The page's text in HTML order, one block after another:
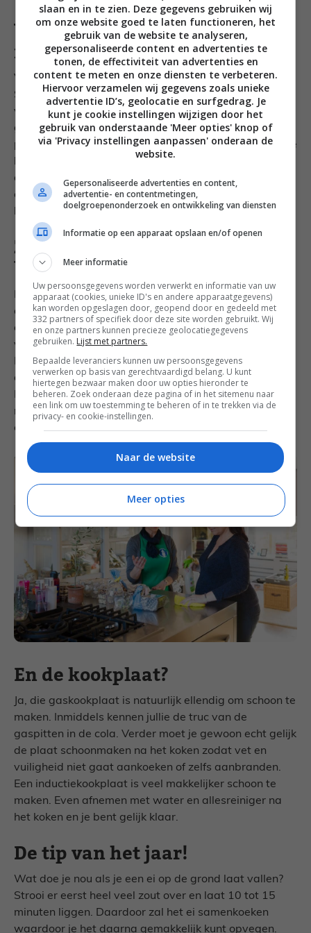
Wat je allemaal niet kan doen
met citroen en cola
Vooral citroen, naast allesreiniger, is je grote vriend.
Stop bijvoorbeeld een paar partjes in het bestekbakje
van je vaatwasser en laat meedraaien. Dit helpt heel
goed tegen nare geurtjes. Leg ook eens een paar
partjes in de koelkast voor hetzelfde effect. Of smeer je
aangekoekte restjes kaas te verwijderen. En dan de
cola, als je daarin namelijk je gaspitten een nacht legt
komen ze er blinkend schoon uit.
Zo krijg je roestvrijstaal
blinkend schoon
Het zal jullie niet ontgaan zijn dat mijn keuken een en
al uit roestvrijstaal bestaat. Veel mensen denken dat
dat ellendig is en dat je constant vlekken hebt. Dat
valt reuze mee, het onderhoud is juist heel makkelijk.
Even afnemen met allesreiniger en warm water en
daarna nawrijven met een droge, schone doek.
Periodiek maken we (lees: mijn Mr) ‘m ook nog schoon
met een roestvrijstaal reiniger voor het lange termijn-
onderhoud.
En de kookplaat?
Ja, die gaskookplaat is natuurlijk ellendig om schoon te
maken. Inmiddels kennen jullie de truc van de
gaspitten in de cola. Verder moet je gewoon echt gelijk
de plaat schoonmaken na het koken zodat vet en
vuiligheid niet gaat aankoeken of zelfs aanbranden.
Een inductiekookplaat is veel makkelijker schoon te
maken. Even afnemen met water en allesreiniger na
het koken en je bent gelijk klaar.
De tip van het jaar!
Wat doe je nou als je een ei op de grond laat vallen?
Strooi er eerst heel veel zout over en laat 10 tot 15
minuten liggen. Daardoor zal het ei samenkoeken
waardoor je het daarna gemakkelijk kunt opvegen.
slaan en in te zien. Deze gegevens gebruiken wij
om onze website goed te laten functioneren, het
gebruik van de website te analyseren,
gepersonaliseerde content en advertenties te
tonen, de effectiviteit van advertenties en
content te meten en onze diensten te verbeteren.
Hiervoor verzamelen wij gegevens zoals unieke
advertentie ID’s, geolocatie en surfgedrag. Je
kunt je cookie instellingen wijzigen door het
gebruik van onderstaande 'Meer opties' knop of
via 'Privacy instellingen aanpassen' onderaan de
website.
Gepersonaliseerde advertenties en content,
advertentie- en contentmetingen,
doelgroepenonderzoek en ontwikkeling van diensten
Informatie op een apparaat opslaan en/of openen
Meer informatie
Uw persoonsgegevens worden verwerkt en informatie van uw
apparaat (cookies, unieke ID's en andere apparaatgegevens)
kan worden opgeslagen door, geopend door en gedeeld met
332 partners of specifiek door deze site worden gebruikt. Wij
en onze partners kunnen precieze geolocatiegegevens
gebruiken. Lijst met partners.
Bepaalde leveranciers kunnen uw persoonsgegevens
verwerken op basis van gerechtvaardigd belang. U kunt
hiertegen bezwaar maken door uw opties hieronder te
beheren. Zoek onderaan deze pagina of in het sitemenu naar
een link om uw toestemming te beheren of in te trekken via de
privacy- en cookie-instellingen.
Naar de website
Meer opties